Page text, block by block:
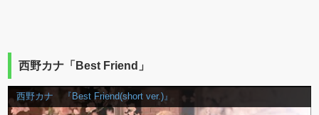
西野カナ「Best Friend」
西野カナ 『Best Friend(short ver.)』